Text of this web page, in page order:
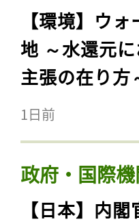
【環境】ウ
地 ～水還元
主張の在り方
1日前
政府・国際
【日本】内